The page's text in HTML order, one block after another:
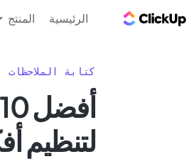
الرئيسية المنتج
كتابة الملاحظات
لتنظيم